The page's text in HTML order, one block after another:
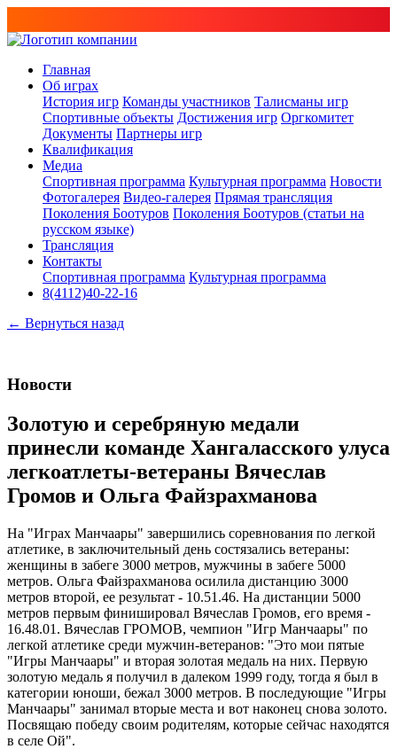
Главная
Об играх
История игр Команды участников Талисманы игр
Спортивные объекты Достижения игр Оргкомитет
Документы Партнеры игр
Квалификация
Медиа
Спортивная программа Культурная программа Новости
Фотогалерея Видео-галерея Прямая трансляция
Поколения Боотуров Поколения Боотуров (статьи на
русском языке)
Трансляция
Контакты
Спортивная программа Культурная программа
8(4112)40-22-16
← Вернуться назад
Новости
Золотую и серебряную медали
принесли команде Хангаласского улуса
легкоатлеты-ветераны Вячеслав
Громов и Ольга Файзрахманова
На "Играх Манчаары" завершились соревнования по легкой
атлетике, в заключительный день состязались ветераны:
женщины в забеге 3000 метров, мужчины в забеге 5000
метров. Ольга Файзрахманова осилила дистанцию 3000
метров второй, ее результат - 10.51.46. На дистанции 5000
метров первым финишировал Вячеслав Громов, его время -
16.48.01. Вячеслав ГРОМОВ, чемпион "Игр Манчаары" по
легкой атлетике среди мужчин-ветеранов: "Это мои пятые
"Игры Манчаары" и вторая золотая медаль на них. Первую
золотую медаль я получил в далеком 1999 году, тогда я был в
категории юноши, бежал 3000 метров. В последующие "Игры
Манчаары" занимал вторые места и вот наконец снова золото.
Посвящаю победу своим родителям, которые сейчас находятся
в селе Ой".